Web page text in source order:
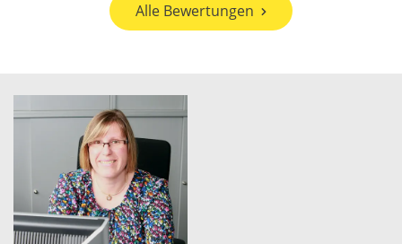
Alle Bewertungen